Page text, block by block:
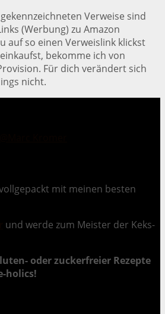
Verweise sind
(Werbung) zu Amazon
auf so einen Verweislink klickst
bekomme ich von
Für dich verändert sich
nicht.
mit meinen besten
und werde zum Meister der Keks-
oder zuckerfreier Rezepte
holics!